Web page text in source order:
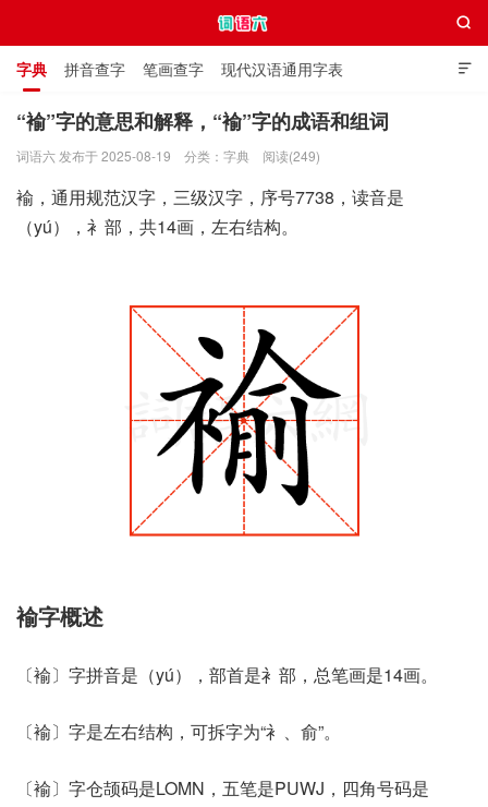

字典 拼音查字 笔画查字 现代汉语通用字表
通用规范汉字表 叠字大全 独体字大全 极简英语词典

“褕”字的意思和解释，“褕”字的成语和组词
词语六 发布于 2025-08-19 分类： 字典 阅读(249)
褕，通用规范汉字，三级汉字，序号7738，读音是
（yú），衤部，共14画，左右结构。
褕字概述
〔褕〕字拼音是（yú），部首是衤部，总笔画是14画。
〔褕〕字是左右结构，可拆字为“衤、俞”。
〔褕〕字仓颉码是LOMN，五笔是PUWJ，四角号码是